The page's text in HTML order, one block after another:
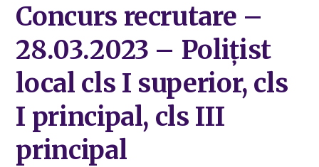
Concurs recrutare –
28.03.2023 – Polițist
local cls I superior, cls
I principal, cls III
principal